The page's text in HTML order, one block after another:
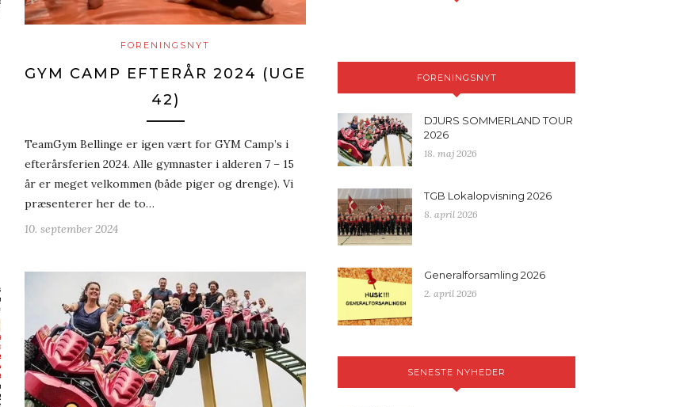
FORENINGSNYT
GYM CAMP EFTERÅR 2024 (UGE
42)
TeamGym Bellinge er igen vært for GYM Camp’s i
efterårsferien 2024. Alle gymnaster i alderen 7 – 15
år er meget velkommen (både piger og drenge). Vi
præsenterer her de to…
10. september 2024
FORENINGSNYT
DJURS SOMMERLAND TOUR
2026
18. maj 2026
TGB Lokalopvisning 2026
8. april 2026
Generalforsamling 2026
2. april 2026
SENESTE NYHEDER